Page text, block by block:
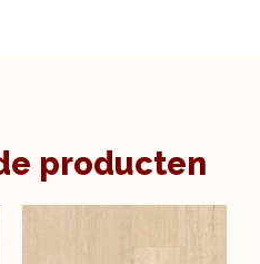
producten